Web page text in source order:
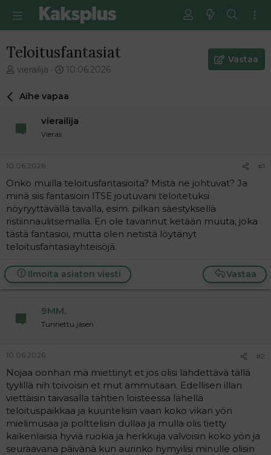
Teloitusfantasiat
V
e
i
t
u
n
a
l
o
i
t
t
a
j
vierailija
E
s
m
m
n
v
i
e
s
t
i
10.06.2026
Vastaa
Aihe vapaa
vierailija
Vieras
10.06.2026 #1
Onko muilla teloitusfantasioita? Mistä ne johtuvat? Ja
minä siis fantasioin ITSE joutuvani teloitetuksi
nöyryyttävällä tavalla, esim. pilkan säestyksellä
ristiinnaulitsemalla. En ole tavannut ketään muuta, joka
tästä fantasioi, mutta olen netistä löytänyt
teloitusfantasiayhteisöjä.
Vastaa
Ilmoita asiaton viesti
9MM.
Tunnettu jäsen
10.06.2026 #2
Nojaa oonhan mä miettinyt et jos olisi lähdettävä tällä
tyylillä nih toivoisin et mut ammutaan. Edellisen illan
viettäisin taivasalla tähtien loisteessa lähellä
teloituspaikkaa ja kuuntelisin vaan koko vikan yön
mielimusaa ja polttelisin dullaa ja mulla olis tietty
kaikenlaisia hyviä ruokia ja herkkuja valvoisin koko yön ja
seuraavana päivänä kun aurinko hymyilisi minulle olisin